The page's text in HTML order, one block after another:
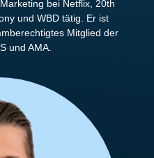
bei Netflix, 20th
und WBD tätig. Er ist
Mitglied der
und AMA.